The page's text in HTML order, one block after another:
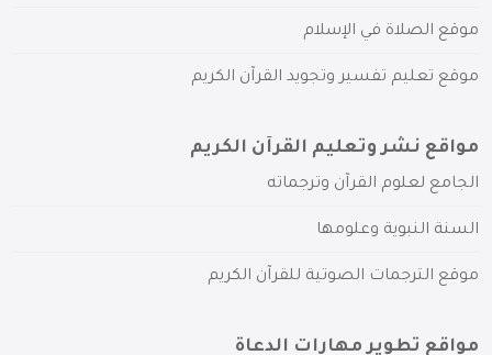
موقع الصلاة في الإسلام
موقع تعليم تفسير وتجويد القرآن الكريم
مواقع نشر وتعليم القرآن الكريم
الجامع لعلوم القرآن وترجماته
السنة النبوية وعلومها
موقع الترجمات الصوتية للقرآن الكريم
مواقع تطوير مهارات الدعاة